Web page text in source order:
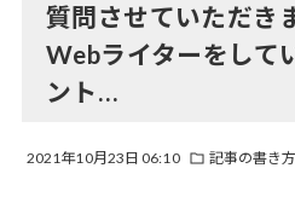
質問させていただき
Webライターをして
ント…
2021年10月23日 06:10 記事の書き方